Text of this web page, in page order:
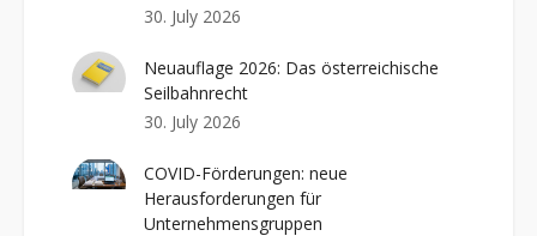
30. July 2026
Neuauflage 2026: Das österreichische
Seilbahnrecht
30. July 2026
COVID-Förderungen: neue
Herausforderungen für
Unternehmensgruppen